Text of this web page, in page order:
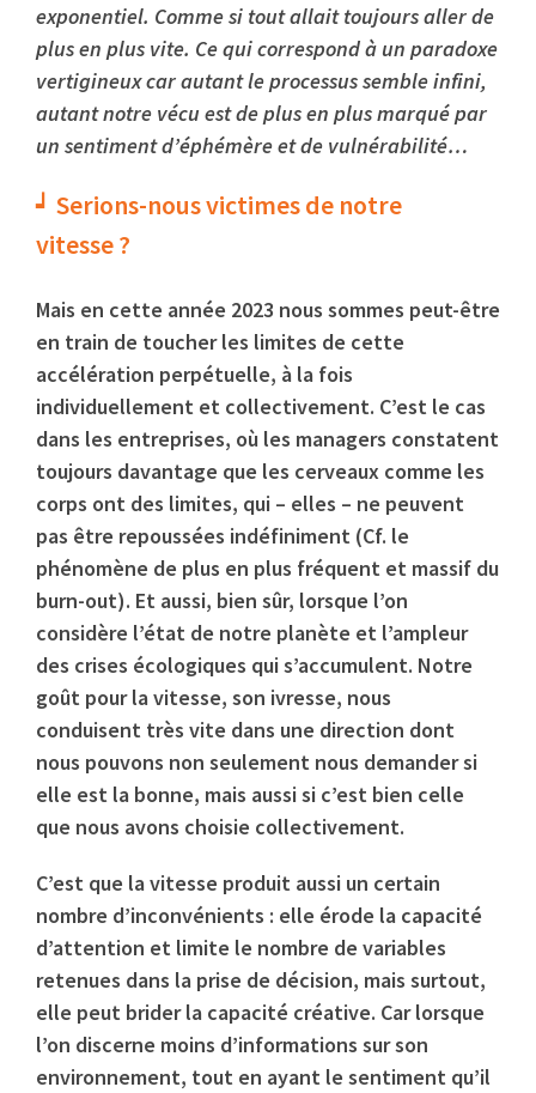
exponentiel. Comme si tout allait toujours aller de
plus en plus vite. Ce qui correspond à un paradoxe
vertigineux car autant le processus semble infini,
autant notre vécu est de plus en plus marqué par
un sentiment d’éphémère et de vulnérabilité…
Serions-nous victimes de notre
vitesse ?
Mais en cette année 2023 nous sommes peut-être
en train de toucher les limites de cette
accélération perpétuelle, à la fois
individuellement et collectivement. C’est le cas
dans les entreprises, où les managers constatent
toujours davantage que les cerveaux comme les
corps ont des limites, qui – elles – ne peuvent
pas être repoussées indéfiniment (Cf. le
phénomène de plus en plus fréquent et massif du
burn-out). Et aussi, bien sûr, lorsque l’on
considère l’état de notre planète et l’ampleur
des crises écologiques qui s’accumulent. Notre
goût pour la vitesse, son ivresse, nous
conduisent très vite dans une direction dont
nous pouvons non seulement nous demander si
elle est la bonne, mais aussi si c’est bien celle
que nous avons choisie collectivement.
C’est que la vitesse produit aussi un certain
nombre d’inconvénients : elle érode la capacité
d’attention et limite le nombre de variables
retenues dans la prise de décision, mais surtout,
elle peut brider la capacité créative. Car lorsque
l’on discerne moins d’informations sur son
environnement, tout en ayant le sentiment qu’il